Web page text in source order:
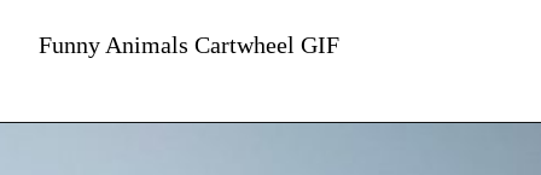
Funny Animals Cartwheel GIF